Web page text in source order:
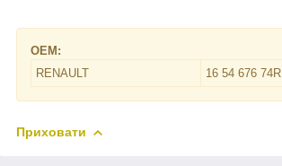
ОЕМ:
RENAULT
16 54 676 74R
Приховати